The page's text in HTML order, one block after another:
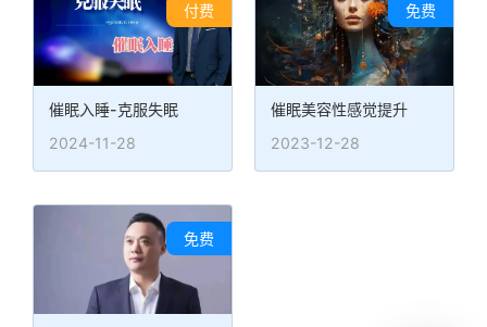
付费
催眠入睡-克服失眠
2024-11-28
免费
催眠美容性感觉提升
2023-12-28
免费